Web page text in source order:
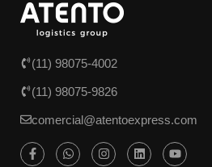
(11) 98075-4002
(11) 98075-9826
comercial@atentoexpress.com